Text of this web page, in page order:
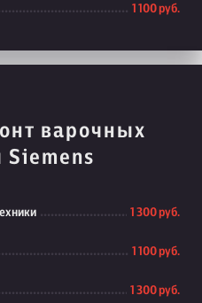
1 100 руб.
варочных
Siemens
1 300 руб.
1 100 руб.
1 300 руб.